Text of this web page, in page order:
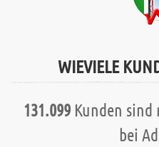
WIEVIELE
131.099Kunden sind
bei